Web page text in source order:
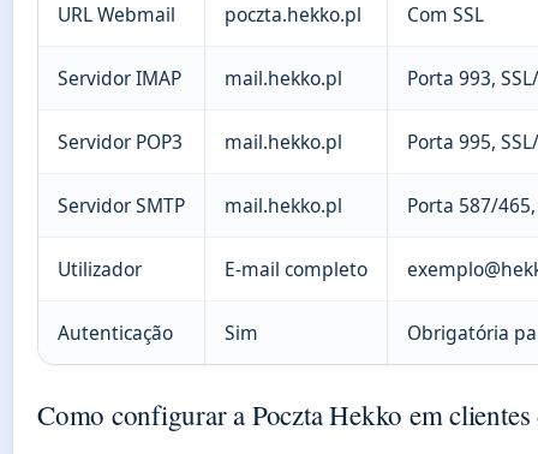
URL Webmail poczta.hekko.pl Com SSL
Servidor IMAP mail.hekko.pl Porta 993,
Servidor POP3 mail.hekko.pl Porta 995,
Servidor SMTP mail.hekko.pl Porta 587/465,
Utilizador E-mail completo
Autenticação Sim Obrigatória
Como configurar a Poczta Hekko em clientes